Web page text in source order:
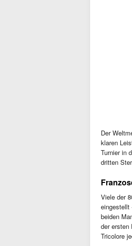
Der
klaren
Turnier in
dritten
Viele der
eingestellt
beiden
der ersten
Tricolore